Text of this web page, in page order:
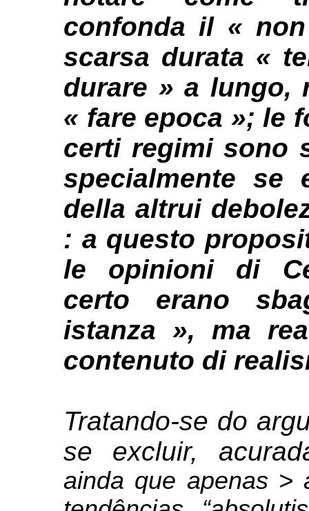
confonda il «
scarsa durata «
durare » a lungo,
« fare epoca »; le
certi regimi sono
specialmente
della altrui
: a questo
le opinioni di
certo erano
istanza », ma
contenuto di
Tratando-se do
se excluir,
ainda que apenas >